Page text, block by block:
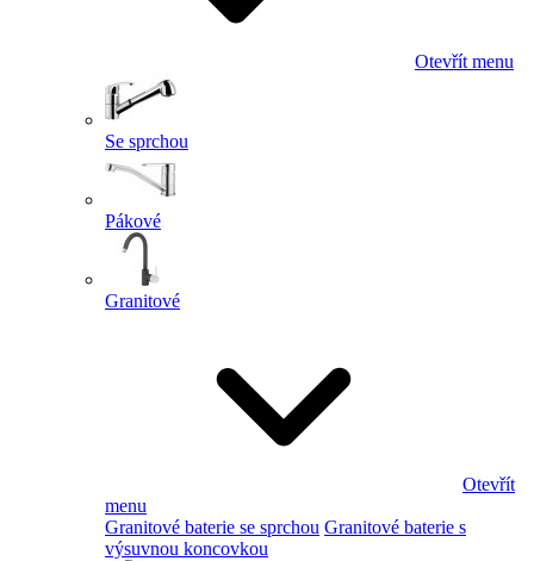
Otevřít menu
Se sprchou
Pákové
Granitové
Otevřít
menu
Granitové baterie se sprchou Granitové baterie s
výsuvnou koncovkou